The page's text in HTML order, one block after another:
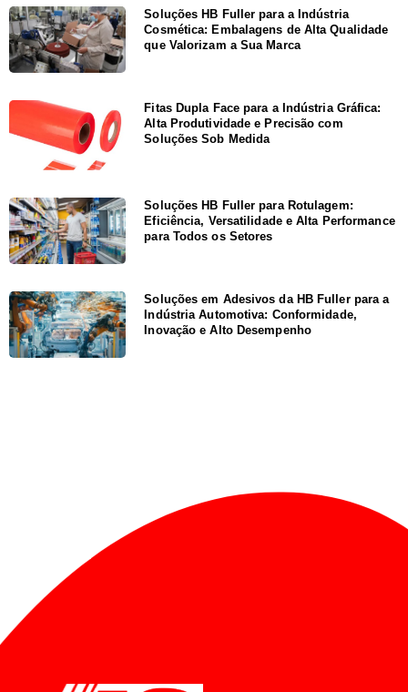
Soluções HB Fuller para a Indústria
Cosmética: Embalagens de Alta Qualidade
que Valorizam a Sua Marca
Fitas Dupla Face para a Indústria Gráfica:
Alta Produtividade e Precisão com
Soluções Sob Medida
Soluções HB Fuller para Rotulagem:
Eficiência, Versatilidade e Alta Performance
para Todos os Setores
Soluções em Adesivos da HB Fuller para a
Indústria Automotiva: Conformidade,
Inovação e Alto Desempenho